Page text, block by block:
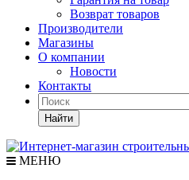
Возврат товаров
Производители
Магазины
О компании
Новости
Контакты
Найти
МЕНЮ